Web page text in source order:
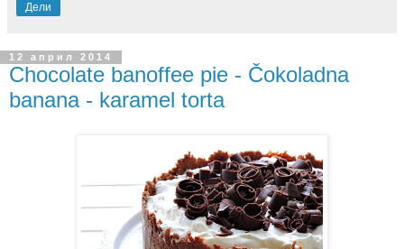
Дели
12 април 2014
Chocolate banoffee pie - Čokoladna
banana - karamel torta